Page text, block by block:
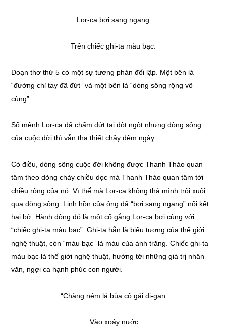
Lor-ca bơi sang ngang
Trên chiếc ghi-ta màu bạc.
Đoạn thơ thứ 5 có một sự tương phản đối lập. Một bên là
“đường chỉ tay đã đứt” và một bên là “dòng sông rộng vô
cùng”.
Số mệnh Lor-ca đã chấm dứt tại đột ngột nhưng dòng sông
của cuộc đời thì vẫn tha thiết chảy đêm ngày.
Có điều, dòng sông cuộc đời không được Thanh Thảo quan
tâm theo dòng chảy chiều dọc mà Thanh Thảo quan tâm tới
chiều rộng của nó. Vì thế mà Lor-ca không thả mình trôi xuôi
qua dòng sông. Linh hồn của ông đã “bơi sang ngang” nối kết
hai bờ. Hành động đó là một cố gắng Lor-ca bơi cùng với
“chiếc ghi-ta màu bạc”. Ghi-ta hẳn là biểu tượng của thế giới
nghệ thuật, còn “màu bạc” là màu của ánh trăng. Chiếc ghi-ta
màu bạc là thế giới nghệ thuật, hướng tới những giá trị nhân
văn, ngợi ca hạnh phúc con người.
“Chàng ném lá bùa cô gái di-gan
Vào xoáy nước